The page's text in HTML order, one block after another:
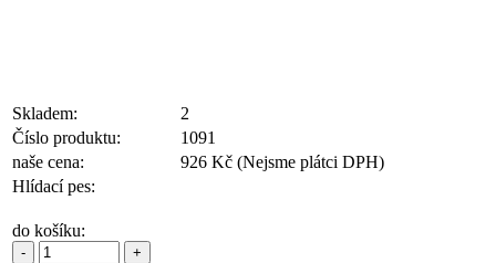
Skladem:
2
Číslo produktu:
1091
naše cena:
926 Kč (Nejsme plátci DPH)
Hlídací pes:
do košíku:
- +